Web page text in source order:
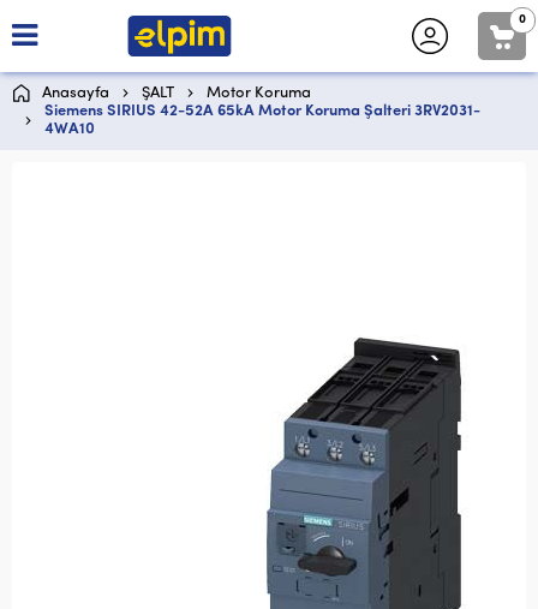
0
Anasayfa ŞALT
Motor Koruma
Siemens SIRIUS 42-52A 65kA Motor Koruma Şalteri 3RV2031-
4WA10